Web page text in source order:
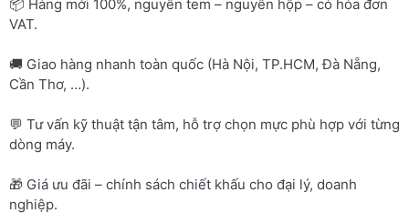
📦 Hàng mới 100%, nguyên tem – nguyên hộp – có hóa đơn
VAT.
🚚 Giao hàng nhanh toàn quốc (Hà Nội, TP.HCM, Đà Nẵng,
Cần Thơ, …).
💬 Tư vấn kỹ thuật tận tâm, hỗ trợ chọn mực phù hợp với từng
dòng máy.
🎁 Giá ưu đãi – chính sách chiết khấu cho đại lý, doanh
nghiệp.